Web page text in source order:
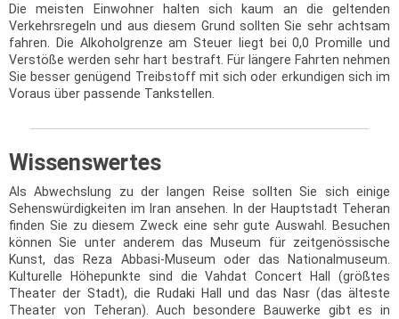
Die meisten Einwohner halten sich kaum an die geltenden
Verkehrsregeln und aus diesem Grund sollten Sie sehr achtsam
fahren. Die Alkoholgrenze am Steuer liegt bei 0,0 Promille und
Verstöße werden sehr hart bestraft. Für längere Fahrten nehmen
Sie besser genügend Treibstoff mit sich oder erkundigen sich im
Voraus über passende Tankstellen.
Wissenswertes
Als Abwechslung zu der langen Reise sollten Sie sich einige
Sehenswürdigkeiten im Iran ansehen. In der Hauptstadt Teheran
finden Sie zu diesem Zweck eine sehr gute Auswahl. Besuchen
können Sie unter anderem das Museum für zeitgenössische
Kunst, das Reza Abbasi-Museum oder das Nationalmuseum.
Kulturelle Höhepunkte sind die Vahdat Concert Hall (größtes
Theater der Stadt), die Rudaki Hall und das Nasr (das älteste
Theater von Teheran). Auch besondere Bauwerke gibt es in